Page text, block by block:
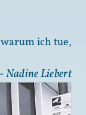
ich tue,
Liebert